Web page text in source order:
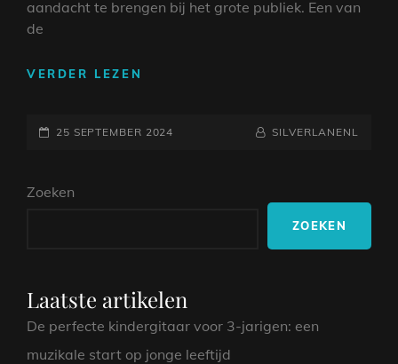
aandacht te brengen bij het grote publiek. Een van
de
VERDER LEZEN
VAN
GEPLAATST
25 SEPTEMBER 2024 NAAMREGEL
BYLINE
SILVERLANENL
Zoeken
ZOEKEN
Laatste artikelen
De perfecte kindergitaar voor 3-jarigen: een
muzikale start op jonge leeftijd